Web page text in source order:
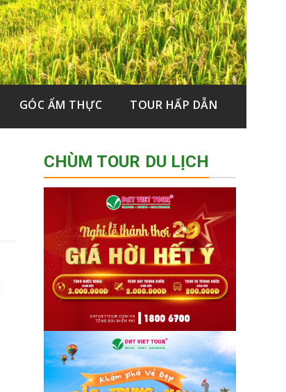
GÓC ẨM THỰC TOUR HẤP DẪN
CHÙM TOUR DU LỊCH